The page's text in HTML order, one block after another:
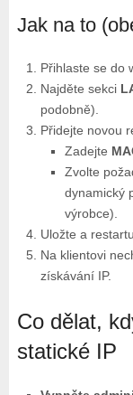
Jak na to
Přihlaste se do
Najděte sekci
podobně).
Přidejte novou
Zadejte
Zvolte
dynamický
výrobce).
Uložte a
Na klientovi
získávání IP.
Co dělat,
statické IP